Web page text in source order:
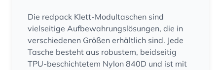
Die redpack Klett-Modultaschen sind
vielseitige Aufbewahrungslösungen, die in
verschiedenen Größen erhältlich sind. Jede
Tasche besteht aus robustem, beidseitig
TPU-beschichtetem Nylon 840D und ist mit